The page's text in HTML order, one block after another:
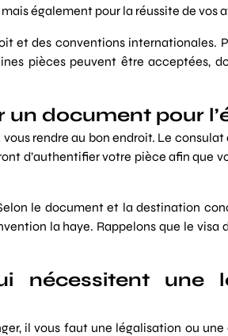
également pour la réussite de vos
et des conventions internationales.
pièces peuvent être acceptées,
document pour
rendre au bon endroit. Le
d’authentifier votre pièce afin que
le document et la destination
la haye. Rappelons que le visa
nécessitent une
il vous faut une légalisation ou